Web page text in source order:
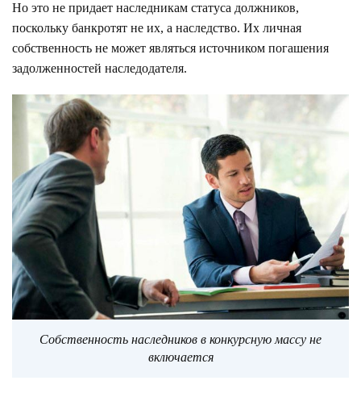
Но это не придает наследникам статуса должников,
поскольку банкротят не их, а наследство. Их личная
собственность не может являться источником погашения
задолженностей наследодателя.
Собственность наследников в конкурсную массу не
включается